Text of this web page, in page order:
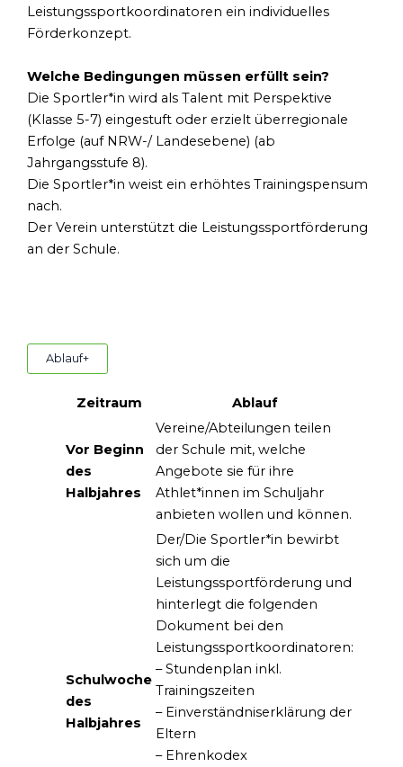
Leistungssportkoordinatoren ein individuelles
Förderkonzept.
Welche Bedingungen müssen erfüllt sein?
Die Sportler*in wird als Talent mit Perspektive
(Klasse 5-7) eingestuft oder erzielt überregionale
Erfolge (auf NRW-/ Landesebene) (ab
Jahrgangsstufe 8).
Die Sportler*in weist ein erhöhtes Trainingspensum
nach.
Der Verein unterstützt die Leistungssportförderung
an der Schule.
Ablauf+
Zeitraum Ablauf
Vor Beginn
des
Halbjahres
Vereine/Abteilungen teilen
der Schule mit, welche
Angebote sie für ihre
Athlet*innen im Schuljahr
anbieten wollen und können.
Schulwoche
des
Halbjahres
Der/Die Sportler*in bewirbt
sich um die
Leistungssportförderung und
hinterlegt die folgenden
Dokument bei den
Leistungssportkoordinatoren:
– Stundenplan inkl.
Trainingszeiten
– Einverständniserklärung der
Eltern
– Ehrenkodex